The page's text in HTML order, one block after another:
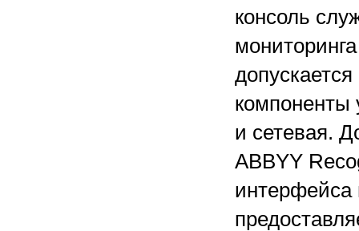
консоль
компоненты
и сетевая.
ABBYY
интерфейса